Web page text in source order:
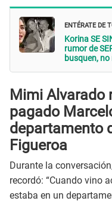
ENTÉRATE DE
Korina SE
rumor de
busquen, no
Mimi Alvarado
pagado
departamento
Figueroa
Durante la
recordó: “Cuando vino
estaba en un